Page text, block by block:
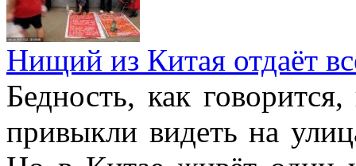
Нищий из Китая отдаёт
Бедность, как
привыкли видеть на